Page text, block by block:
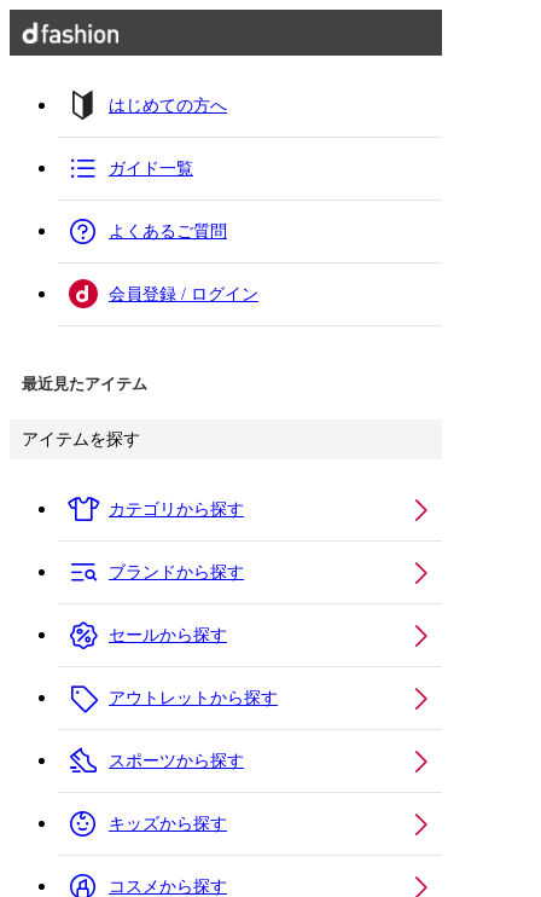
はじめての方へ
ガイド一覧
よくあるご質問
会員登録 / ログイン
最近見たアイテム
アイテムを探す
カテゴリから探す
ブランドから探す
セールから探す
アウトレットから探す
スポーツから探す
キッズから探す
コスメから探す